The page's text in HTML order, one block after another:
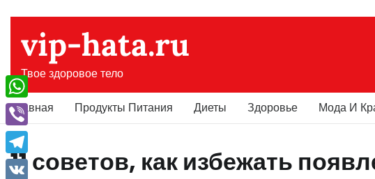
содержимому
vip-hata.ru
Твое здоровое тело
Главная Продукты Питания Диеты Здоровье Мода И
11 советов, как избежать
WhatsApp
Viber
Telegram